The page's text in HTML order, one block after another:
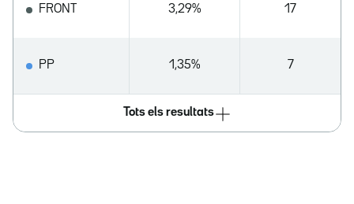
FRONT 3,29% 17
PP 1,35% 7
Tots els resultats